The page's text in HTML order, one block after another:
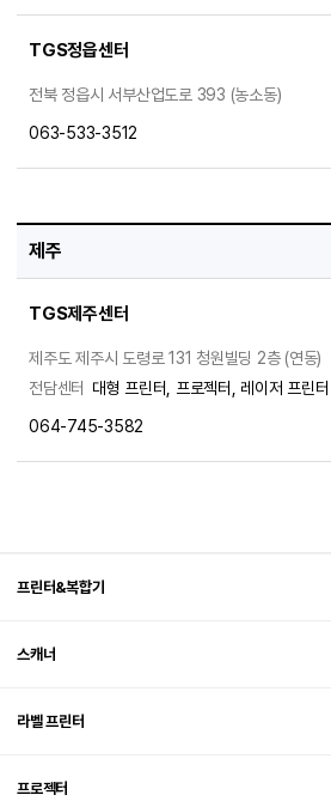
TGS정읍센터
전북 정읍시 서부산업도로 393 (농소동)
063-533-3512
제주
TGS제주센터
제주도 제주시 도령로 131 청원빌딩 2층 (연동)
전담센터
대형 프린터, 프로젝터, 레이저 프린터
064-745-3582
프린터&복합기
스캐너
라벨 프린터
프로젝터